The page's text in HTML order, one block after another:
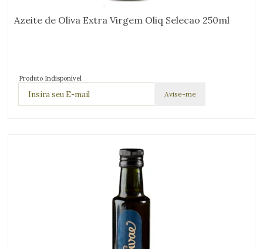
Azeite de Oliva Extra Virgem Oliq Selecao 250ml
Produto Indisponível